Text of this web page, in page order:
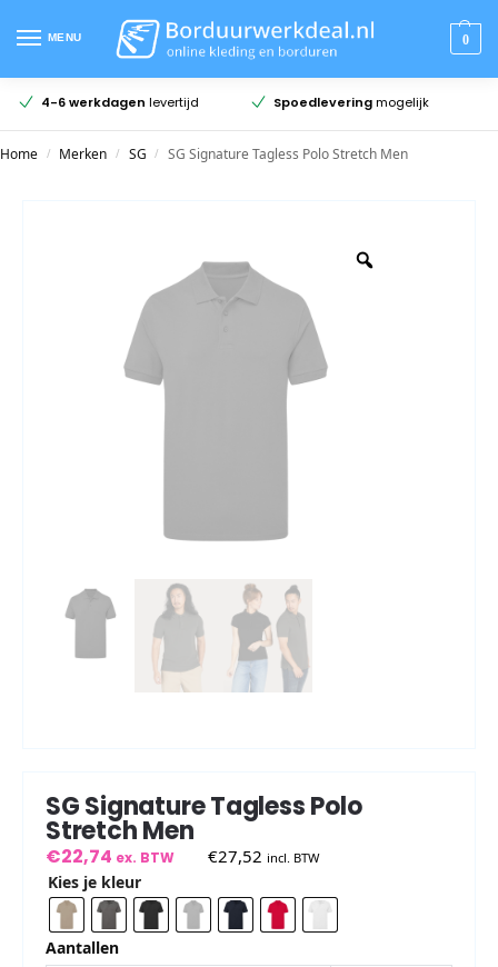
MENU 0
Spoedleveringmogelijk 9.5uit 352 beoordelingen
Home / Merken / SG / SG Signature Tagless Polo Stretch Men
SG Signature Tagless Polo
Stretch Men
€22,74 ex. BTW €27,52 incl. BTW
Kies je kleur
Aantallen